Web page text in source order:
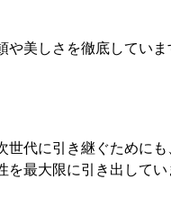
や美しさを徹底してい
世代に引き継ぐために
最大限に引き出してい